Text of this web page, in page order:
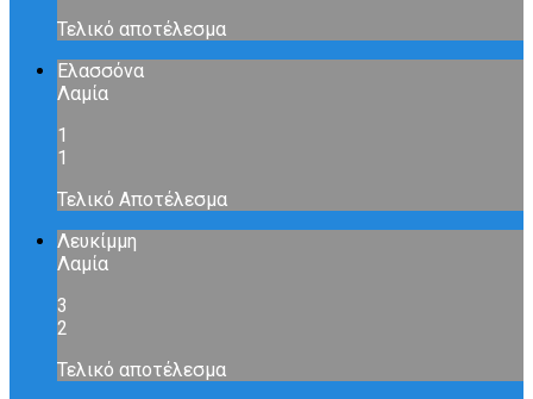
Τελικό αποτέλεσμα
Ελασσόνα
Λαμία
1
1
Τελικό Αποτέλεσμα
Λευκίμμη
Λαμία
3
2
Τελικό αποτέλεσμα